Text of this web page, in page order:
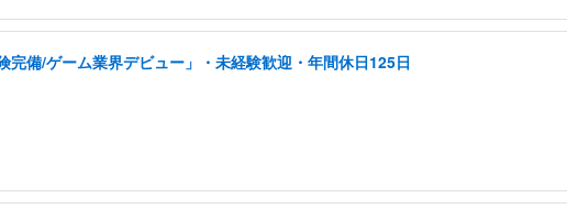
備/ゲーム業界デビュー」・未経験歓迎・年間休日125日